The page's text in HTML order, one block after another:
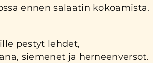
ennen salaatin kokoamista.
pestyt lehdet,
siemenet ja herneenversot.